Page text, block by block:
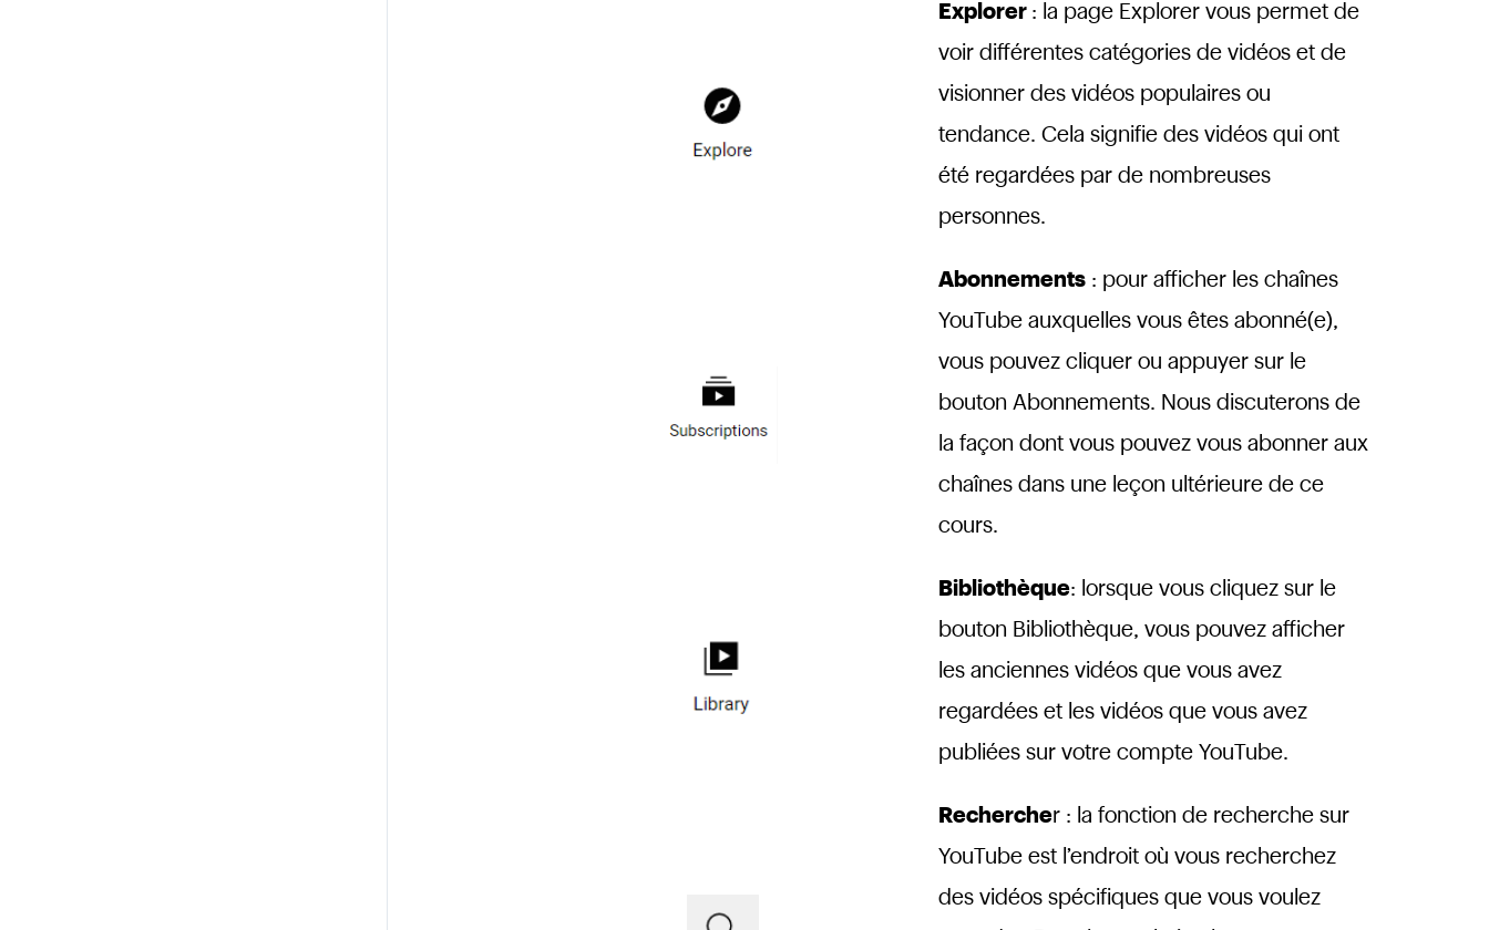
Explorer : la page Explorer vous permet de
voir différentes catégories de vidéos et de
visionner des vidéos populaires ou
tendance. Cela signifie des vidéos qui ont
été regardées par de nombreuses
personnes.
Abonnements : pour afficher les chaînes
YouTube auxquelles vous êtes abonné(e),
vous pouvez cliquer ou appuyer sur le
bouton Abonnements. Nous discuterons de
la façon dont vous pouvez vous abonner aux
chaînes dans une leçon ultérieure de ce
cours.
Bibliothèque: lorsque vous cliquez sur le
bouton Bibliothèque, vous pouvez afficher
les anciennes vidéos que vous avez
regardées et les vidéos que vous avez
publiées sur votre compte YouTube.
Rechercher : la fonction de recherche sur
YouTube est l’endroit où vous recherchez
des vidéos spécifiques que vous voulez